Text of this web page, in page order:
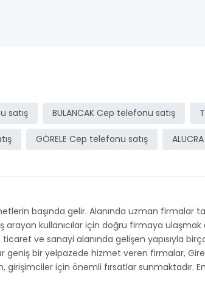
satış BULANCAK Cep telefonu satış
GÖRELE Cep telefonu satış
başında gelir. Alanında uzman firmalar
kullanıcılar için doğru firmaya
ve sanayi alanında gelişen yapısıyla
bir yelpazede hizmet veren firmalar,
girişimciler için önemli fırsatlar